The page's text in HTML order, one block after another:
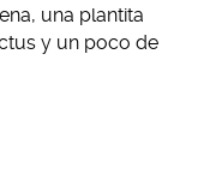
una plantita
y un poco de